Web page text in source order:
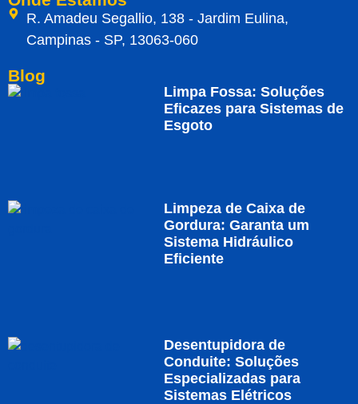
R. Amadeu Segallio, 138 - Jardim Eulina,
Campinas - SP, 13063-060
Blog
Limpa Fossa: Soluções
Eficazes para Sistemas de
Esgoto
Limpeza de Caixa de
Gordura: Garanta um
Sistema Hidráulico
Eficiente
Desentupidora de
Conduite: Soluções
Especializadas para
Sistemas Elétricos